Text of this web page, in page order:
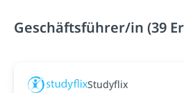
Geschäftsführer/in (39
Studyflix